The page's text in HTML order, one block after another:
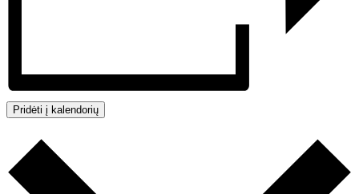
Pridėti į kalendorių